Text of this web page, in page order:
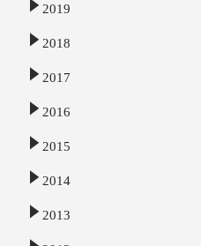
2019
2018
2017
2016
2015
2014
2013